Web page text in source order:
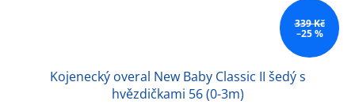
339 Kč
–25 %
Kojenecký overal New Baby Classic II šedý s
hvězdičkami 56 (0-3m)